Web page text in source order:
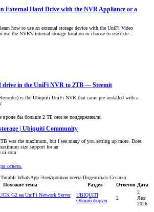
External Hard Drive with the NVR Appliance or a
how to use an external storage device with the UniFi Video
use the NVR's internal storage location or choose to use exte...
drive in the UniFi NVR to 2TB — Steemit
is the Ubiquiti UniFi NVR that came pre-installed with a
вроде бы больше 2 ТБ они не поддерживали.
| Ubiquiti Community
was the maximum, but I see many of you setting up more. Does
size support for an
ответа.
Tumblr WhatsApp Электронная почта Поделиться Ссылка
Похожие темы Раздел Ответов Дата
G2 на UniFi Network Server
UBIQUITI
Общий форум
2
2
Янв
2026